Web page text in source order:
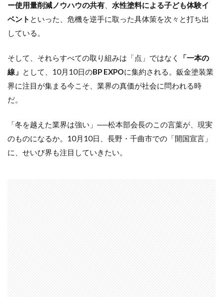
ー使用量削減ノウハウの共有
水性塗料による子ども体験イ
ベント といった、危機を逆手に取った具体策を次々と打ち出
している。
そして、それらすべての取り組みは「点」ではなく
「一本の
線」 として、10月10日のBP EXPOに集約される。鈑金塗装業
界に注目が集まる今こそ、業界の真価が社会に問われる時
だ。
「冬を越えた業界は強い」──松本部会長のこの言葉が、現実
のものになるか。10月10日、長野・千曲市での「開国宣言」
に、せいび界も注目していきたい。